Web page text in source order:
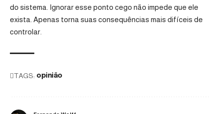
do sistema. Ignorar esse ponto cego não impede que ele
exista. Apenas torna suas consequências mais difíceis de
controlar.
TAGS: opinião